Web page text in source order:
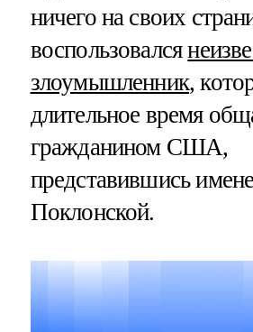
ничего на своих
воспользовался
злоумышленник,
длительное время
гражданином США,
представившись
Поклонской.